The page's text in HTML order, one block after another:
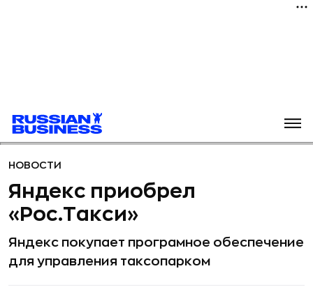
НОВОСТИ
Яндекс приобрел
«Рос.Такси»
Яндекс покупает програмное обеспечение
для управления таксопарком